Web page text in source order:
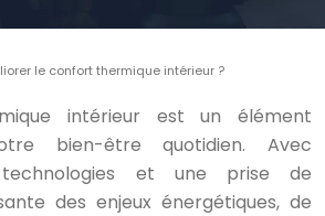
le confort thermique intérieur ?
intérieur est un élément
bien-être quotidien. Avec
technologies et une prise de
des enjeux énergétiques, de